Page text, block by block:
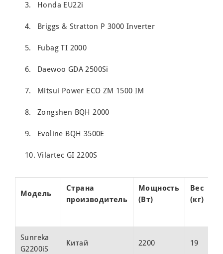
Honda EU22i
Briggs & Stratton P 3000 Inverter
Fubag TI 2000
Daewoo GDA 2500Si
Mitsui Power ECO ZM 1500 IM
Zongshen BQH 2000
Evoline BQH 3500E
Vilartec GI 2200S
Модель
Страна
производитель
Мощность
(Вт)
Вес
(кг)
Sunreka
G2200iS
Китай 2200 19